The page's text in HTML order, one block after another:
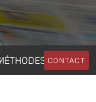
CONTACT